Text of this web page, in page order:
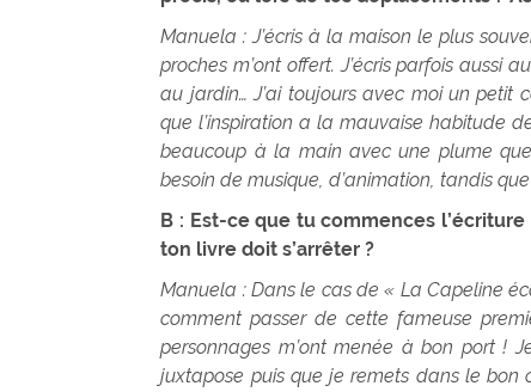
Manuela : J’écris à la maison le plus
proches m’ont offert. J’écris parfois aussi
au jardin… J’ai toujours avec moi un petit
que l’inspiration a la mauvaise habitude
beaucoup à la main avec une plume
besoin de musique, d’animation, tandis
B : Est-ce que tu commences
ton livre doit s’arrêter ?
Manuela : Dans le cas de « La Capeline
comment passer de cette fameuse
personnages m’ont menée à bon port !
juxtapose puis que je remets dans le bon